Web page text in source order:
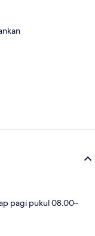
pagi pukul 08.00–